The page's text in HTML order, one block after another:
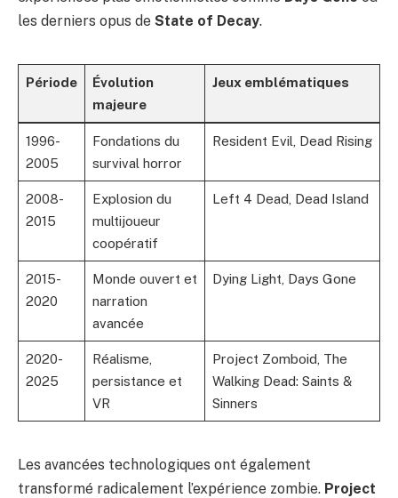
les derniers opus de State of Decay.
Période
Évolution
majeure
Jeux emblématiques
1996-
2005
Fondations du
survival horror
Resident Evil, Dead Rising
2008-
2015
Explosion du
multijoueur
coopératif
Left 4 Dead, Dead Island
2015-
2020
Monde ouvert et
narration
avancée
Dying Light, Days Gone
2020-
2025
Réalisme,
persistance et
VR
Project Zomboid, The
Walking Dead: Saints &
Sinners
Les avancées technologiques ont également
transformé radicalement l’expérience zombie. Project